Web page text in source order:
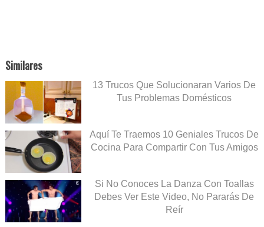
Similares
13 Trucos Que Solucionaran Varios De
Tus Problemas Domésticos
Aquí Te Traemos 10 Geniales Trucos De
Cocina Para Compartir Con Tus Amigos
Si No Conoces La Danza Con Toallas
Debes Ver Este Video, No Pararás De
Reír